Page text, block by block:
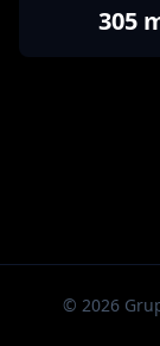
305
© 2026